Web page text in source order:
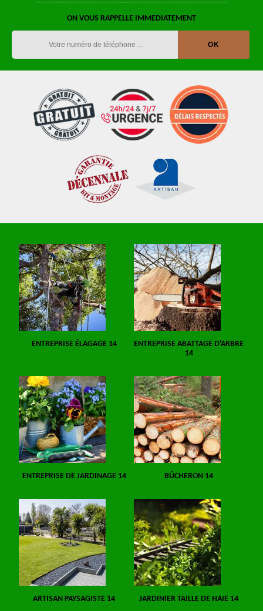
ON VOUS RAPPELLE IMMEDIATEMENT
ENTREPRISE ÉLAGAGE 14
ENTREPRISE ABATTAGE D'ARBRE
14
ENTREPRISE DE JARDINAGE 14 BÛCHERON 14
ARTISAN PAYSAGISTE 14 JARDINIER TAILLE DE HAIE 14